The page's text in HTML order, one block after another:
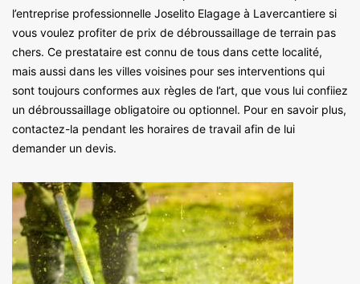
l’entreprise professionnelle Joselito Elagage à Lavercantiere si
vous voulez profiter de prix de débroussaillage de terrain pas
chers. Ce prestataire est connu de tous dans cette localité,
mais aussi dans les villes voisines pour ses interventions qui
sont toujours conformes aux règles de l’art, que vous lui confiiez
un débroussaillage obligatoire ou optionnel. Pour en savoir plus,
contactez-la pendant les horaires de travail afin de lui
demander un devis.